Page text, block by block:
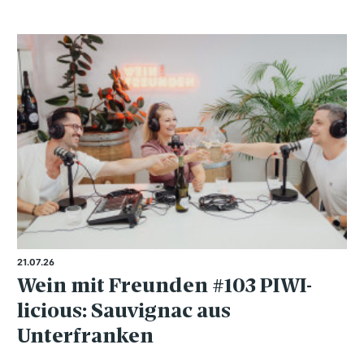
21.07.26
Wein mit Freunden #103 PIWI-
licious: Sauvignac aus
Unterfranken